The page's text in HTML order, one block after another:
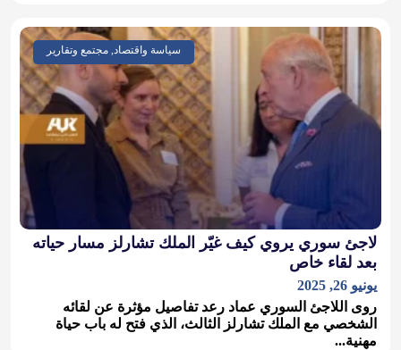
سياسة واقتصاد, مجتمع وتقارير
لاجئ سوري يروي كيف غيّر الملك تشارلز مسار حياته
بعد لقاء خاص
يونيو 26, 2025
روى اللاجئ السوري عماد رعد تفاصيل مؤثرة عن لقائه
الشخصي مع الملك تشارلز الثالث، الذي فتح له باب حياة
مهنية...